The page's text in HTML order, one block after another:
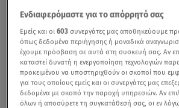
Ενδιαφερόμαστε για το απόρρητό σας
Εμείς και οι603 συνεργάτες μας αποθηκεύουμε
όπως δεδομένα περιήγησης ή μοναδικά
έχουμε πρόσβαση σε αυτά στη συσκευή σας. Αν
καταστεί δυνατή η ενεργοποίηση τεχνολογιών
προκειμένου να υποστηριχθούν οι σκοποί που
για τους οποίους εμείς και οι συνεργάτες μας
δεδομένα με σκοπό την παροχή υπηρεσιών. Αν
όλων ή αποσύρετε τη συγκατάθεσή σας, οι εν λόγω